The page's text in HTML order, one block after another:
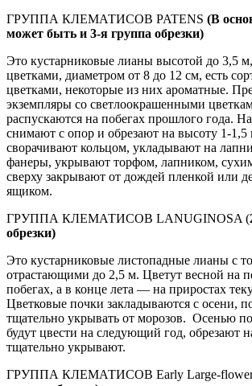
ГРУППА КЛЕМАТИСОВ PATENS (В
может быть и 3-я группа обрезки)
Это кустарниковые лианы высотой до 3,5
цветками, диаметром от 8 до 12 см, есть
цветками, некоторые из них ароматные.
экземпляры со светлоокрашенными
распускаются на побегах прошлого года.
снимают с опор и обрезают на высоту 1-1,5
сворачивают кольцом, укладывают на
фанеры, укрывают торфом, лапником,
сверху закрывают от дождей пленкой или
ящиком.
ГРУППА КЛЕМАТИСОВ LANUGINOSA (
обрезки)
Это кустарниковые листопадные лианы с
отрастающими до 2,5 м. Цветут весной на
побегах, а в конце лета — на приростах
Цветковые почки закладываются с осени,
тщательно укрывать от морозов. Осенью
будут цвести на следующий год, обрезают
тщательно укрывают.
ГРУППА КЛЕМАТИСОВ Early Large-